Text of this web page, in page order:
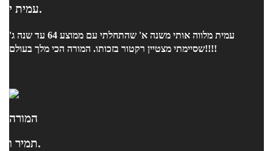
עמית י.
עמית מלווה אותי משנה א' שהתחלתי עם ממוצע 64 עד שנה ג'
שסיימתי מצטיין רקטור בזכותו. המורה הכי מלך בעולם!!!!
המורה
תמיר ו.